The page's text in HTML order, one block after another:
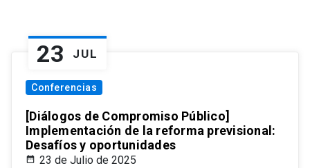
23 JUL
Conferencias
[Diálogos de Compromiso Público]
Implementación de la reforma previsional:
Desafíos y oportunidades
23 de Julio de 2025